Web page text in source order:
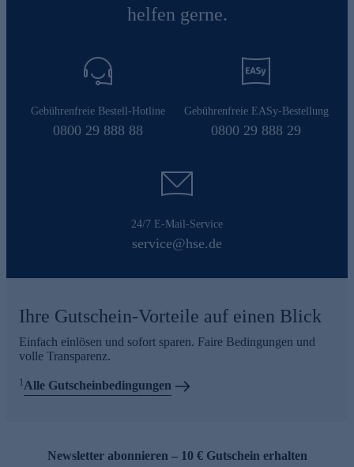
helfen gerne.
Gebührenfreie Bestell-Hotline
0800 29 888 88
Gebührenfreie EASy-Bestellung
0800 29 888 29
24/7 E-Mail-Service
service@hse.de
Ihre Gutschein-Vorteile auf einen Blick
Einfach einlösen und sofort sparen. Faire Bedingungen und
volle Transparenz.
1Alle Gutscheinbedingungen
Newsletter abonnieren – 10 € Gutschein erhalten